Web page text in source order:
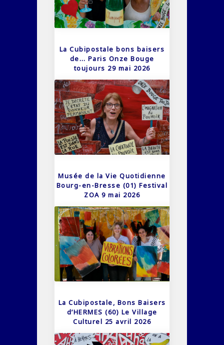
La Cubipostale bons baisers
de… Paris Onze Bouge
toujours 29 mai 2026
Musée de la Vie Quotidienne
Bourg-en-Bresse (01) Festival
ZOA 9 mai 2026
La Cubipostale, Bons Baisers
d’HERMES (60) Le Village
Culturel 25 avril 2026